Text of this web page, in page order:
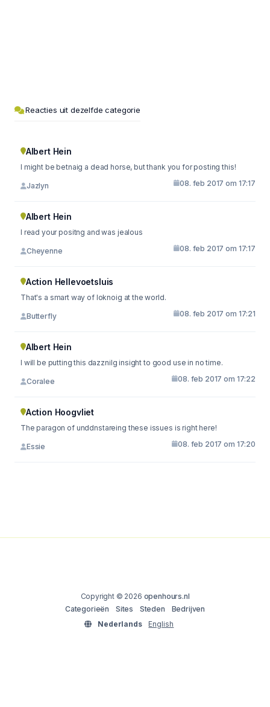
Reacties uit dezelfde categorie
Albert Hein
I might be betnaig a dead horse, but thank you for posting this!
Jazlyn 08. feb 2017 om 17:17
Albert Hein
I read your positng and was jealous
Cheyenne 08. feb 2017 om 17:17
Action Hellevoetsluis
That's a smart way of loknoig at the world.
Butterfly 08. feb 2017 om 17:21
Albert Hein
I will be putting this dazznilg insight to good use in no time.
Coralee 08. feb 2017 om 17:22
Action Hoogvliet
The paragon of unddnstareing these issues is right here!
Essie 08. feb 2017 om 17:20
Copyright © 2026 openhours.nl
Categorieën
Sites Steden
Bedrijven
Nederlands
English